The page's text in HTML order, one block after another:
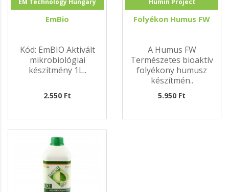
EM Technology Hungary
EmBio
Kód: EmBIO Aktivált
mikrobiológiai
készítmény 1L..
2.550 Ft
Humin Project
Folyékon Humus FW
A Humus FW
Természetes bioaktív
folyékony humusz
készítmén..
5.950 Ft